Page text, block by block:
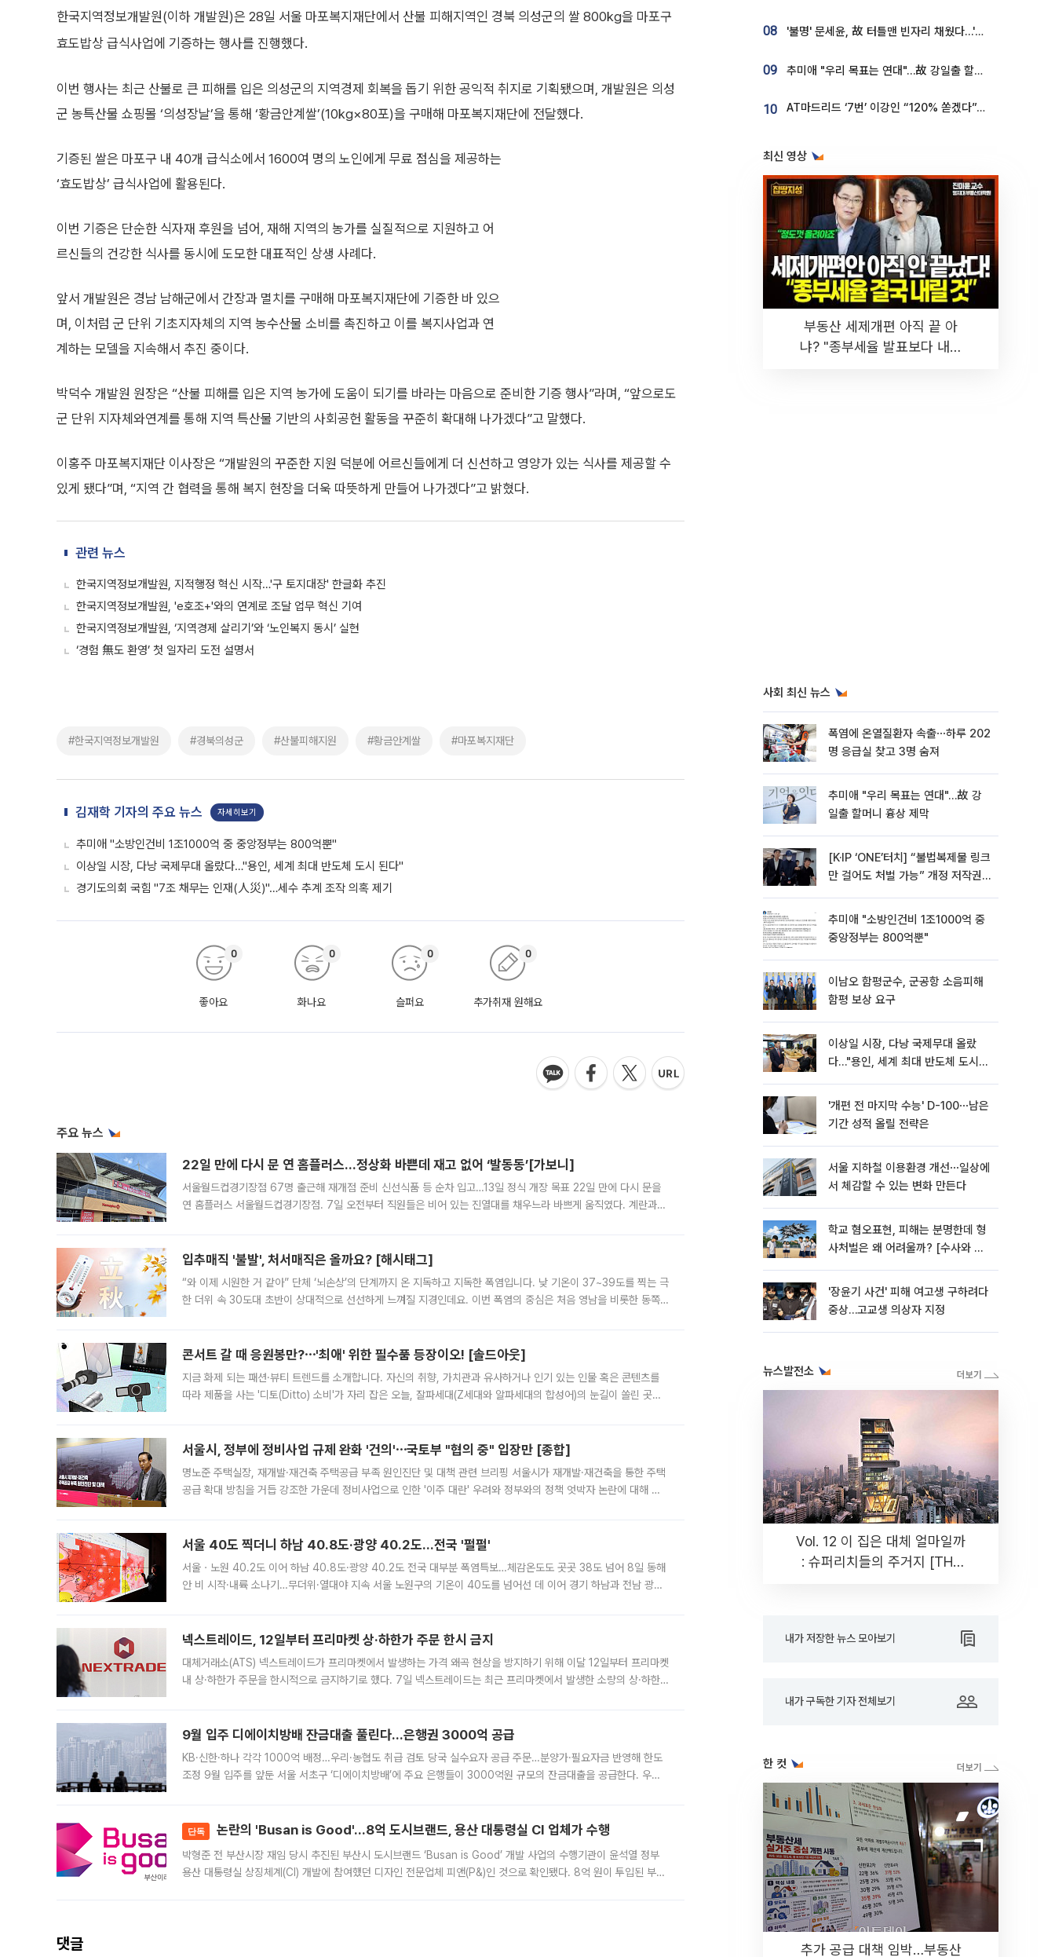
한국지역정보개발원(이하 개발원)은 28일 서울 마포복지재단에서 산불 피해지역인 경북 의성군의 쌀 800kg을 마포구
효도밥상 급식사업에 기증하는 행사를 진행했다.
이번 행사는 최근 산불로 큰 피해를 입은 의성군의 지역경제 회복을 돕기 위한 공익적 취지로 기획됐으며, 개발원은 의성
군 농특산물 쇼핑몰 ‘의성장날’을 통해 ‘황금안계쌀’(10kg×80포)을 구매해 마포복지재단에 전달했다.
기증된 쌀은 마포구 내 40개 급식소에서 1600여 명의 노인에게 무료 점심을 제공하는
‘효도밥상’ 급식사업에 활용된다.
이번 기증은 단순한 식자재 후원을 넘어, 재해 지역의 농가를 실질적으로 지원하고 어
르신들의 건강한 식사를 동시에 도모한 대표적인 상생 사례다.
앞서 개발원은 경남 남해군에서 간장과 멸치를 구매해 마포복지재단에 기증한 바 있으
며, 이처럼 군 단위 기초지자체의 지역 농수산물 소비를 촉진하고 이를 복지사업과 연
계하는 모델을 지속해서 추진 중이다.
박덕수 개발원 원장은 “산불 피해를 입은 지역 농가에 도움이 되기를 바라는 마음으로 준비한 기증 행사”라며, “앞으로도
군 단위 지자체와연계를 통해 지역 특산물 기반의 사회공헌 활동을 꾸준히 확대해 나가겠다”고 말했다.
이홍주 마포복지재단 이사장은 “개발원의 꾸준한 지원 덕분에 어르신들에게 더 신선하고 영양가 있는 식사를 제공할 수
있게 됐다”며, “지역 간 협력을 통해 복지 현장을 더욱 따뜻하게 만들어 나가겠다”고 밝혔다.
관련 뉴스
한국지역정보개발원, 지적행정 혁신 시작…'구 토지대장' 한글화 추진
한국지역정보개발원, 'e호조+'와의 연계로 조달 업무 혁신 기여
한국지역정보개발원, ‘지역경제 살리기’와 ‘노인복지 동시’ 실현
‘경험 無도 환영’ 첫 일자리 도전 설명서
#한국지역정보개발원 #경북의성군 #산불피해지원 #황금안계쌀 #마포복지재단
김재학 기자의 주요 뉴스 자세히보기
추미애 "소방인건비 1조1000억 중 중앙정부는 800억뿐"
이상일 시장, 다낭 국제무대 올랐다…"용인, 세계 최대 반도체 도시 된다"
경기도의회 국힘 "7조 채무는 인재(人災)"…세수 추계 조작 의혹 제기
좋아요
0
화나요
0
슬퍼요
0
추가취재 원해요
0
주요 뉴스
22일 만에 다시 문 연 홈플러스…정상화 바쁜데 재고 없어 ‘발동동’[가보니]
서울월드컵경기장점 67명 출근해 재개점 준비 신선식품 등 순차 입고…13일 정식 개장 목표 22일 만에 다시 문을
연 홈플러스 서울월드컵경기장점. 7일 오전부터 직원들은 비어 있는 진열대를 채우느라 바쁘게 움직였다. 계란과
입추매직 '불발', 처서매직은 올까요? [해시태그]
“와 이제 시원한 거 같아” 단체 ‘뇌손상’의 단계까지 온 지독하고 지독한 폭염입니다. 낮 기온이 37~39도를 찍는 극
한 더위 속 30도대 초반이 상대적으로 선선하게 느껴질 지경인데요. 이번 폭염의 중심은 처음 영남을 비롯한 동쪽
콘서트 갈 때 응원봉만?⋯'최애' 위한 필수품 등장이오! [솔드아웃]
지금 화제 되는 패션·뷰티 트렌드를 소개합니다. 자신의 취향, 가치관과 유사하거나 인기 있는 인물 혹은 콘텐츠를
따라 제품을 사는 '디토(Ditto) 소비'가 자리 잡은 오늘, 잘파세대(Z세대와 알파세대의 합성어)의 눈길이 쏠린 곳은
서울시, 정부에 정비사업 규제 완화 '건의'⋯국토부 "협의 중" 입장만 [종합]
명노준 주택실장, 재개발·재건축 주택공급 부족 원인진단 및 대책 관련 브리핑 서울시가 재개발·재건축을 통한 주택
공급 확대 방침을 거듭 강조한 가운데 정비사업으로 인한 '이주 대란' 우려와 정부와의 정책 엇박자 논란에 대해 정
서울 40도 찍더니 하남 40.8도·광양 40.2도…전국 '펄펄'
서울ㆍ노원 40.2도 이어 하남 40.8도·광양 40.2도 전국 대부분 폭염특보…체감온도도 곳곳 38도 넘어 8일 동해
안 비 시작·내륙 소나기…무더위·열대야 지속 서울 노원구의 기온이 40도를 넘어선 데 이어 경기 하남과 전남 광양
넥스트레이드, 12일부터 프리마켓 상·하한가 주문 한시 금지
대체거래소(ATS) 넥스트레이드가 프리마켓에서 발생하는 가격 왜곡 현상을 방지하기 위해 이달 12일부터 프리마켓
내 상·하한가 주문을 한시적으로 금지하기로 했다. 7일 넥스트레이드는 최근 프리마켓에서 발생한 소량의 상·하한
9월 입주 디에이치방배 잔금대출 풀린다…은행권 3000억 공급
KB·신한·하나 각각 1000억 배정…우리·농협도 취급 검토 당국 실수요자 공급 주문…분양가·필요자금 반영해 한도
조정 9월 입주를 앞둔 서울 서초구 ‘디에이치방배’에 주요 은행들이 3000억원 규모의 잔금대출을 공급한다. 우리
단독 논란의 'Busan is Good'…8억 도시브랜드, 용산 대통령실 CI 업체가 수행
박형준 전 부산시장 재임 당시 추진된 부산시 도시브랜드 ‘Busan is Good’ 개발 사업의 수행기관이 윤석열 정부
용산 대통령실 상징체계(CI) 개발에 참여했던 디자인 전문업체 피앤(P&)인 것으로 확인됐다. 8억 원이 투입된 부산
댓글
08 '불명' 문세윤, 故 터틀맨 빈자리 채웠다…'거북이' 눈물의 최종 우승
09 추미애 "우리 목표는 연대"…故 강일출 할머니 흉상 제막
10 AT마드리드 ‘7번’ 이강인 “120% 쏟겠다”⋯시메오네 감독 “필요한 선수”
최신 영상
부동산 세제개편 아직 끝 아
냐? "종부세율 발표보다 내릴
사회 최신 뉴스
폭염에 온열질환자 속출⋯하루 202
명 응급실 찾고 3명 숨져
추미애 "우리 목표는 연대"…故 강
일출 할머니 흉상 제막
[K·IP ‘ONE’터치] “불법복제물 링크
만 걸어도 처벌 가능” 개정 저작권
추미애 "소방인건비 1조1000억 중
중앙정부는 800억뿐"
이남오 함평군수, 군공항 소음피해
함평 보상 요구
이상일 시장, 다낭 국제무대 올랐
다…"용인, 세계 최대 반도체 도시
'개편 전 마지막 수능' D-100⋯남은
기간 성적 올릴 전략은
서울 지하철 이용환경 개선⋯일상에
서 체감할 수 있는 변화 만든다
학교 혐오표현, 피해는 분명한데 형
사처벌은 왜 어려울까? [수사와 재
'장윤기 사건' 피해 여고생 구하려다
중상…고교생 의상자 지정
뉴스발전소
Vol. 12 이 집은 대체 얼마일까
: 슈퍼리치들의 주거지 [THE
내가 저장한 뉴스 모아보기
내가 구독한 기자 전체보기
한 컷
추가 공급 대책 임박…부동산